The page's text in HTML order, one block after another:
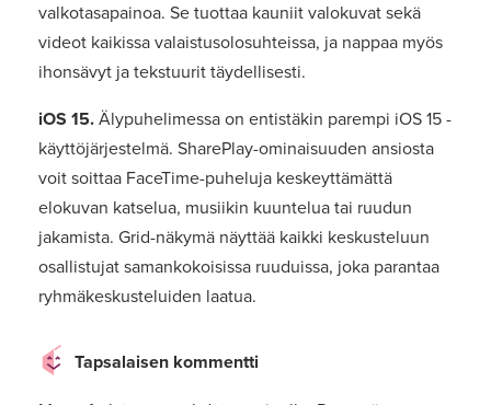
valkotasapainoa. Se tuottaa kauniit valokuvat sekä
videot kaikissa valaistusolosuhteissa, ja nappaa myös
ihonsävyt ja tekstuurit täydellisesti.
iOS 15. Älypuhelimessa on entistäkin parempi iOS 15 -
käyttöjärjestelmä. SharePlay-ominaisuuden ansiosta
voit soittaa FaceTime-puheluja keskeyttämättä
elokuvan katselua, musiikin kuuntelua tai ruudun
jakamista. Grid-näkymä näyttää kaikki keskusteluun
osallistujat samankokoisissa ruuduissa, joka parantaa
ryhmäkeskusteluiden laatua.
Tapsalaisen kommentti